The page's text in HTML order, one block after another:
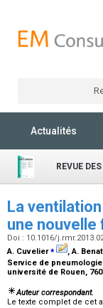
Actualités
REVUE
La
une
Doi : 10.1016/
A. Cuvelier⁎
, A.
Service de
université de Rouen,
Auteur correspondant.
Le texte complet de cet